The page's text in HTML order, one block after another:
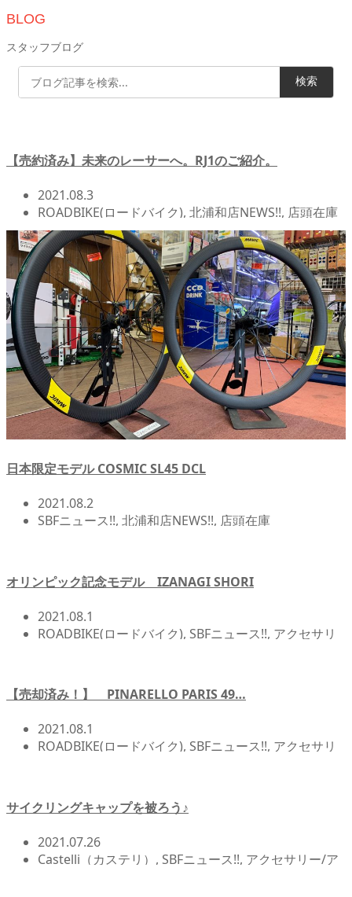
BLOG
スタッフブログ
検索
【売約済み】未来のレーサーへ。RJ1のご紹介。
2021.08.3
ROADBIKE(ロードバイク), 北浦和店NEWS!!, 店頭在庫
日本限定モデル COSMIC SL45 DCL
2021.08.2
SBFニュース!!, 北浦和店NEWS!!, 店頭在庫
オリンピック記念モデル IZANAGI SHORI
2021.08.1
ROADBIKE(ロードバイク), SBFニュース!!, アクセサリ
サイクリング
【売却済み！】 PINARELLO PARIS 49…
2021.08.1
ROADBIKE(ロードバイク), SBFニュース!!, アクセサリ
サイクリングキャップを被ろう♪
2021.07.26
Castelli（カステリ） , SBFニュース!!, アクセサリー/ア